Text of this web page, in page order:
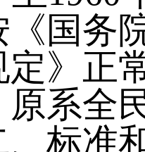
《国务
定》正
原系全
准和